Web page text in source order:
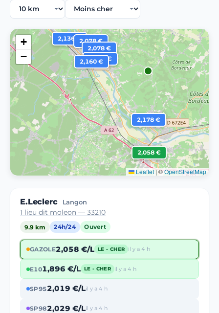
2,058 €
2,078 €
2,078 €
2,136 €
2,160 €
2,178 €
2,199 €
+
−
Leaflet|©OpenStreetMap
E.Leclerc Langon
1 lieu dit moleon — 33210
9.9 km 24h/24 Ouvert
GAZOLE2,058 €/L LE - CHER il y a 4 h
E101,896 €/L LE - CHER il y a 4 h
SP952,019 €/Lil y a 4 h
SP982,029 €/Lil y a 4 h